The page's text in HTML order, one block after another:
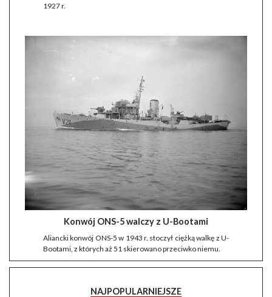
1927 r.
Konwój ONS-5 walczy z U-Bootami
Aliancki konwój ONS-5 w 1943 r. stoczył ciężką walkę z U-
Bootami, z których aż 51 skierowano przeciwko niemu.
NAJPOPULARNIEJSZE